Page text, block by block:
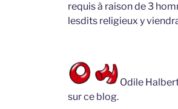
requis à raison de 3
lesdits religieux y
Odile
sur ce blog.